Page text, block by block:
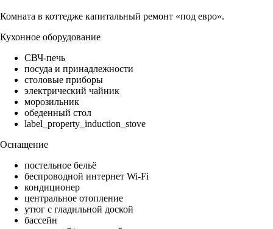
Комната в коттедже капитальный ремонт «под евро».
Кухонное оборудование
СВЧ-печь
посуда и принадлежности
столовые приборы
электрический чайник
морозильник
обеденный стол
label_property_induction_stove
Оснащение
постельное бельё
беспроводной интернет Wi-Fi
кондиционер
центральное отопление
утюг с гладильной доской
бассейн